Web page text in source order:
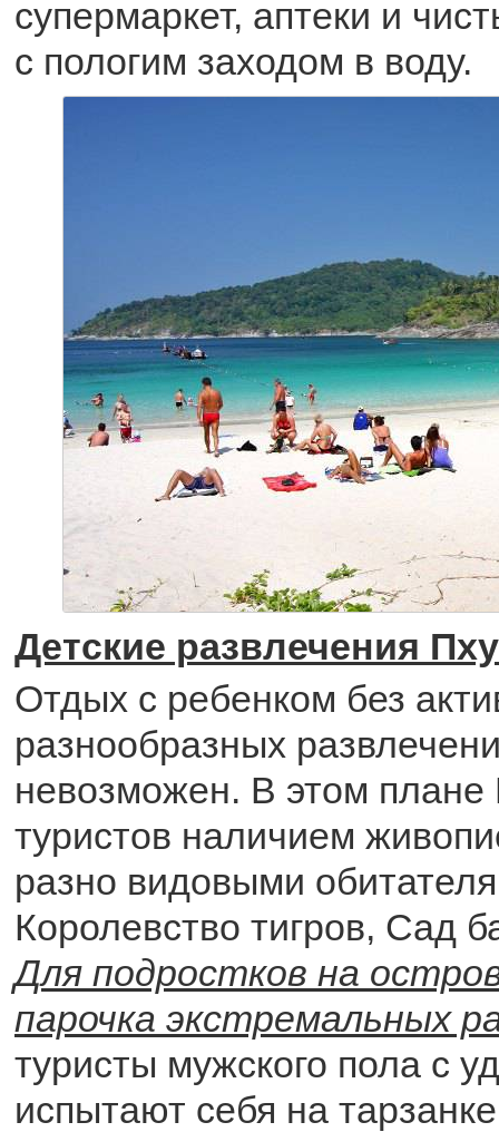
супермаркет, аптеки и
с пологим заходом в воду.
Детские развлечения
Отдых с ребенком без
разнообразных
невозможен. В этом плане
туристов наличием
разно видовыми
Королевство тигров, Сад
Для подростков на
парочка экстремальных
туристы мужского пола с
испытают себя на